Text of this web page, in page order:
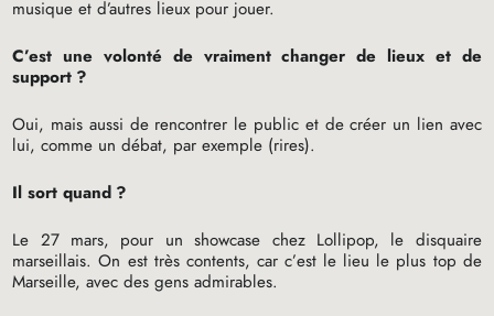
musique et d’autres lieux pour jouer.
C’est une volonté de vraiment changer de lieux et de
support ?
Oui, mais aussi de rencontrer le public et de créer un lien avec
lui, comme un débat, par exemple (rires).
Il sort quand ?
Le 27 mars, pour un showcase chez Lollipop, le disquaire
marseillais. On est très contents, car c’est le lieu le plus top de
Marseille, avec des gens admirables.